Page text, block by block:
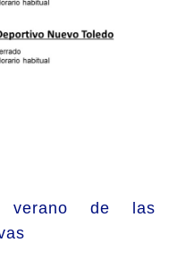
verano de las